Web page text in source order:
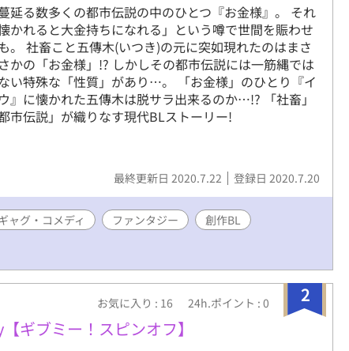
延る数多くの都市伝説の中のひとつ『お金様』。 それ
かれると大金持ちになれる」という噂で世間を賑わせ
。 社畜こと五傳木(いつき)の元に突如現れたのはまさ
かの「お金様」!? しかしその都市伝説には一筋縄では
い特殊な「性質」があり…。 「お金様」のひとり『イ
』に懐かれた五傳木は脱サラ出来るのか…!? 「社畜」
市伝説」が織りなす現代BLストーリー!
最終更新日 2020.7.22 登録日 2020.7.20
ャグ・コメディ ファンタジー
創作BL
2
お気に入り : 16 24h.ポイント : 0
ギブミー！スピンオフ】